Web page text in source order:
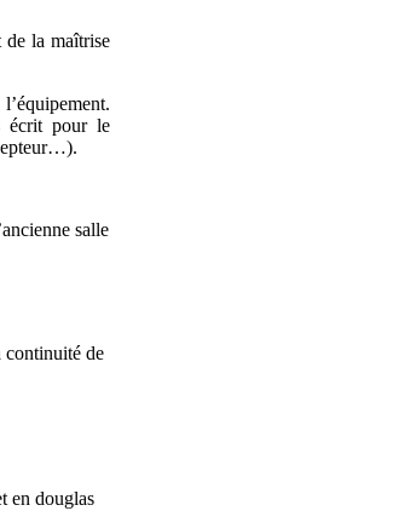
de la maîtrise
écrit pour le
salle
continuité de
en douglas